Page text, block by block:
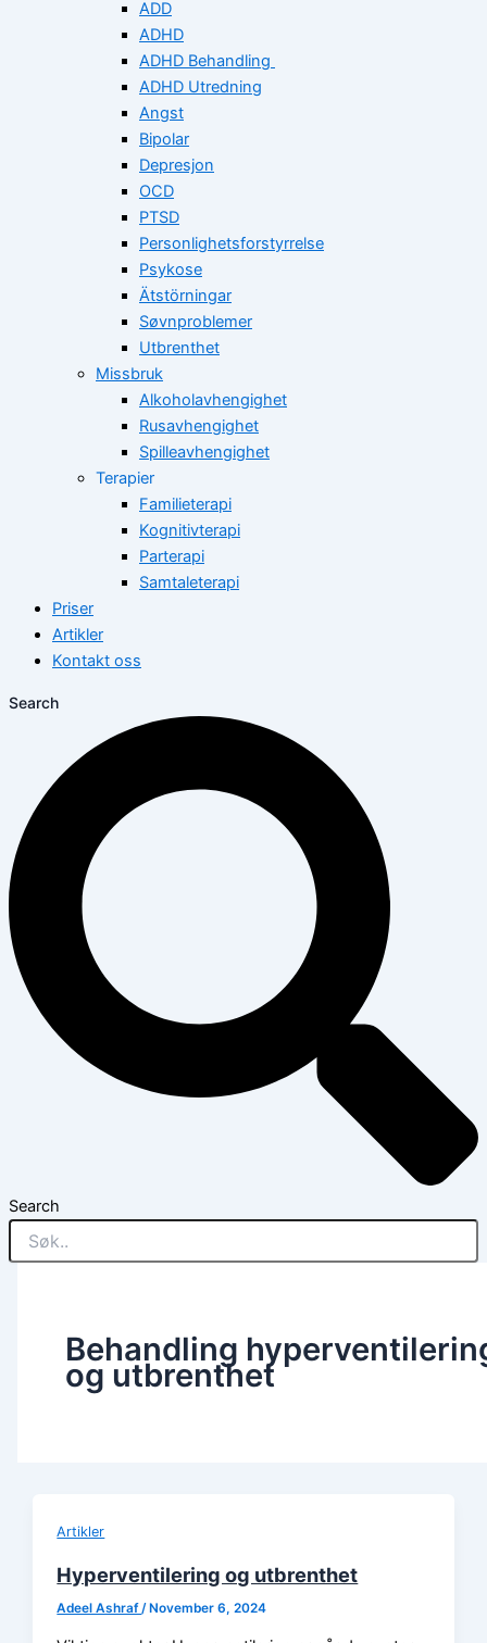
ADD
ADHD
ADHD Behandling
ADHD Utredning
Angst
Bipolar
Depresjon
OCD
PTSD
Personlighetsforstyrrelse
Psykose
Ätstörningar
Søvnproblemer
Utbrenthet
Missbruk
Alkoholavhengighet
Rusavhengighet
Spilleavhengighet
Terapier
Familieterapi
Kognitivterapi
Parterapi
Samtaleterapi
Priser
Artikler
Kontakt oss
Search
Search
Behandling
og utbrenthet
Artikler
Hyperventilering og utbrenthet
Adeel Ashraf /November 6, 2024